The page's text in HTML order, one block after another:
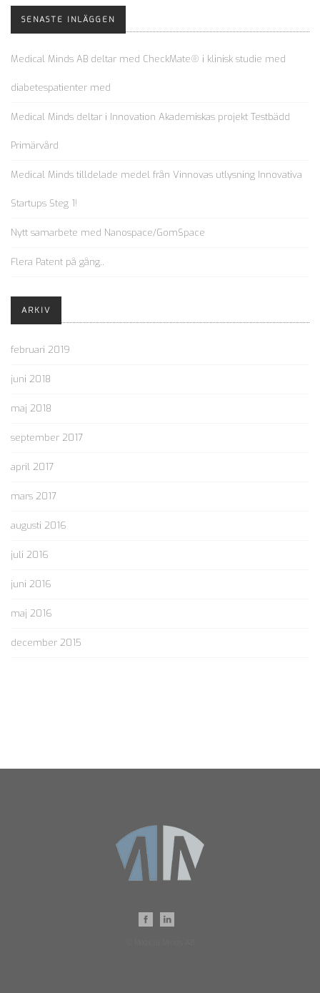
SENASTE INLÄGGEN
Medical Minds AB deltar med CheckMate® i klinisk studie med
diabetespatienter med
Medical Minds deltar i Innovation Akademiskas projekt Testbädd
Primärvård
Medical Minds tilldelade medel från Vinnovas utlysning Innovativa
Startups Steg 1!
Nytt samarbete med Nanospace/GomSpace
Flera Patent på gång..
ARKIV
februari 2019
juni 2018
maj 2018
september 2017
april 2017
mars 2017
augusti 2016
juli 2016
juni 2016
maj 2016
december 2015